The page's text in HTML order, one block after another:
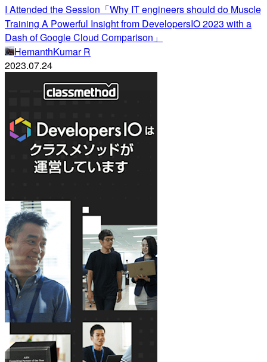
I Attended the Session「Why IT engineers should do Muscle
Training A Powerful Insight from DevelopersIO 2023 with a
Dash of Google Cloud Comparison」
HemanthKumar R
2023.07.24